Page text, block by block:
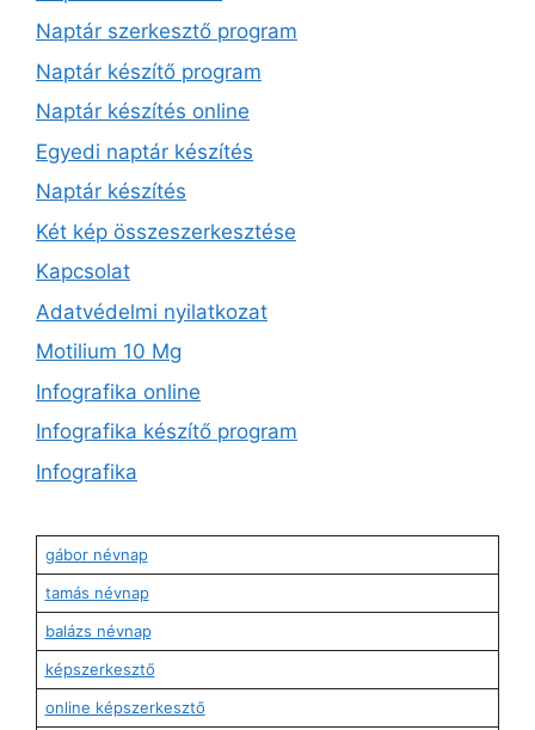
Naptár szerkesztő program
Naptár készítő program
Naptár készítés online
Egyedi naptár készítés
Naptár készítés
Két kép összeszerkesztése
Kapcsolat
Adatvédelmi nyilatkozat
Motilium 10 Mg
Infografika online
Infografika készítő program
Infografika
gábor névnap
tamás névnap
balázs névnap
képszerkesztő
online képszerkesztő